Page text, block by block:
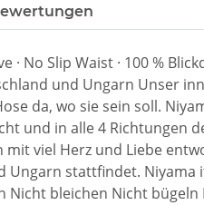
No Slip Waist · 100 %
und Ungarn Unser
da, wo sie sein soll.
und in alle 4
viel Herz und Liebe
stattfindet. Niyama
Nicht bleichen Nicht